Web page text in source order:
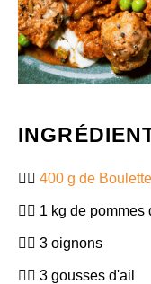
400 g de
1 kg de pommes
3 oignons
3 gousses d'ail